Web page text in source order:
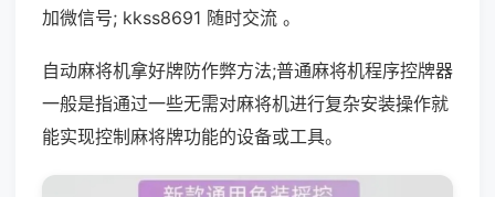
加微信号; kkss8691 随时交流 。
自动麻将机拿好牌防作弊方法;普通麻将机程序控牌器
一般是指通过一些无需对麻将机进行复杂安装操作就
能实现控制麻将牌功能的设备或工具。